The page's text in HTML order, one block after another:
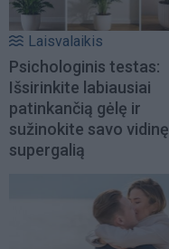
Laisvalaikis
Psichologinis testas:
Išsirinkite labiausiai
patinkančią gėlę ir
sužinokite savo vidinę
supergalią